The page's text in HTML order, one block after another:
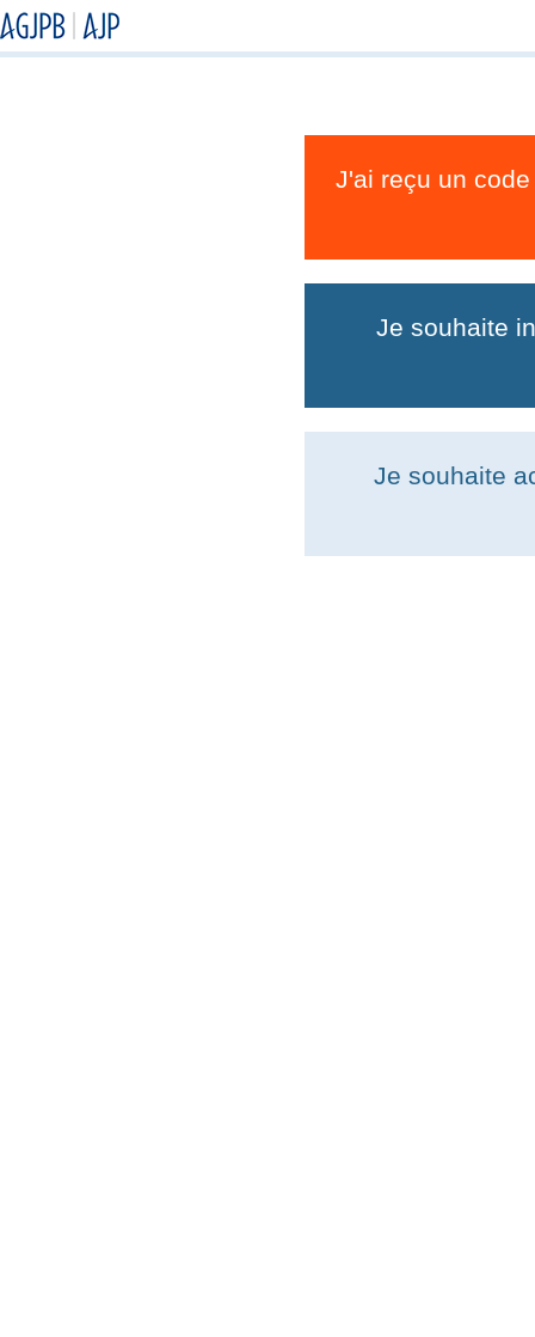
J'ai reçu un
Je souhaite
Je souhaite